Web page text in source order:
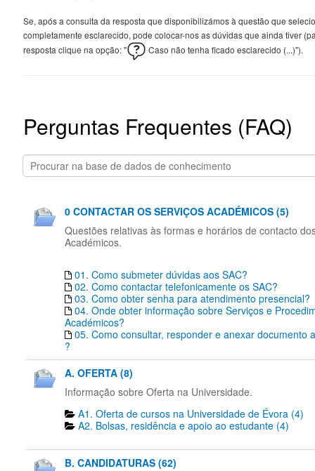
Se, após a consulta da resposta que disponibilizámos à questão que
completamente esclarecido, pode colocar-nos as dúvidas que ainda tiver
resposta clique na opção: "
Caso não tenha ficado esclarecido (...)").
Perguntas Frequentes (FAQ)
0 CONTACTAR OS SERVIÇOS ACADÉMICOS (5)
Questões relativas às formas e horários de contacto
Académicos.
01. Como submeter dúvidas aos SAC?
02. Como contactar telefonicamente os SAC?
03. Como obter senha para atendimento presencial?
04. Onde obter informação sobre Serviços e
Académicos?
05. Como consultar, responder e anexar documento
?
A. OFERTA (8)
Informação sobre Oferta na Universidade.
A1. Oferta de cursos na Universidade de Évora (4)
A2. Bolsas, residência e apoio ao estudante (4)
B. CANDIDATURAS (62)